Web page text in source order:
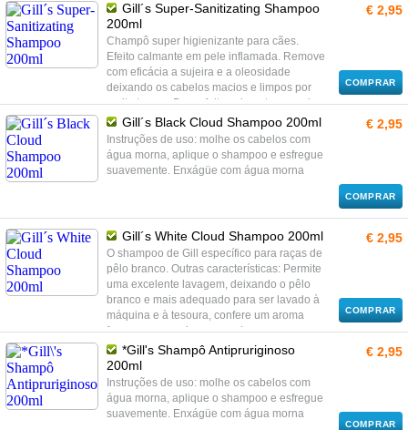
Gill´s Super-Sanitizating Shampoo
200ml
Champô super higienizante para cães.
Efeito calmante em pele inflamada. Remove
com eficácia a sujeira e a oleosidade
deixando os cabelos macios e limpos por
muito tempo. Bom efeito calmante em peles
inflamadas. Instruções de uso: molhe os
cabelos com água morna, aplique o
shampoo e esfregue suavemente. Enxágüe
com água morna
€ 2,95
COMPRAR
Gill´s Black Cloud Shampoo 200ml
Instruções de uso: molhe os cabelos com
água morna, aplique o shampoo e esfregue
suavemente. Enxágüe com água morna
€ 2,95
COMPRAR
Gill´s White Cloud Shampoo 200ml
O shampoo de Gill específico para raças de
pêlo branco. Outras características: Permite
uma excelente lavagem, deixando o pêlo
branco e mais adequado para ser lavado à
máquina e à tesoura, confere um aroma
fresco e uma pelagem macia e suave ao
toque. Suave na pele Reduz o estresse do
animal durante o banho. Instruções de uso:
molhe os cabelos com água morna, aplique
o shampoo e esfregue suavemente.
Enxágüe com água morna
€ 2,95
COMPRAR
*Gill's Shampô Antipruriginoso
200ml
Instruções de uso: molhe os cabelos com
água morna, aplique o shampoo e esfregue
suavemente. Enxágüe com água morna
€ 2,95
COMPRAR